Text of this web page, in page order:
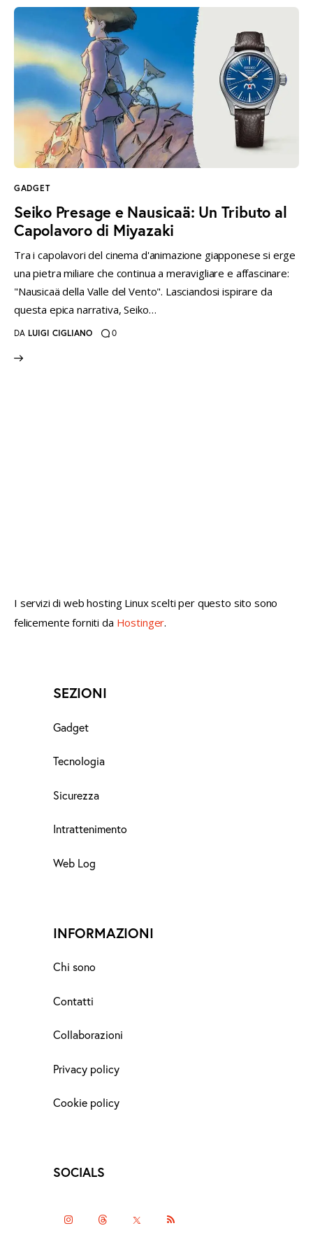
GADGET
Seiko Presage e Nausicaä: Un Tributo al
Capolavoro di Miyazaki
Tra i capolavori del cinema d'animazione giapponese si erge
una pietra miliare che continua a meravigliare e affascinare:
"Nausicaä della Valle del Vento". Lasciandosi ispirare da
questa epica narrativa, Seiko…
DA LUIGI CIGLIANO 0
I servizi di web hosting Linux scelti per questo sito sono
felicemente forniti da Hostinger.
SEZIONI
Gadget
Tecnologia
Sicurezza
Intrattenimento
Web Log
INFORMAZIONI
Chi sono
Contatti
Collaborazioni
Privacy policy
Cookie policy
SOCIALS
instagrammthreads twitter- rss